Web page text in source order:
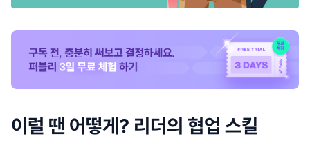
이럴 땐 어떻게? 리더의 협업 스킬